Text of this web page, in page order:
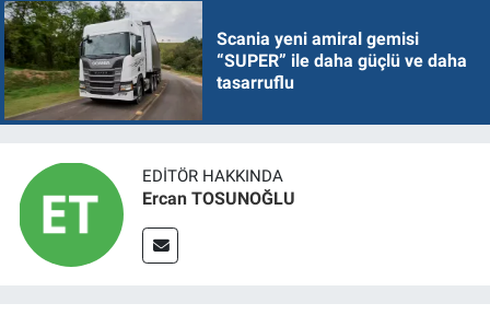
Scania yeni amiral gemisi
“SUPER” ile daha güçlü ve daha
tasarruflu
EDITÖR HAKKINDA
Ercan TOSUNOĞLU